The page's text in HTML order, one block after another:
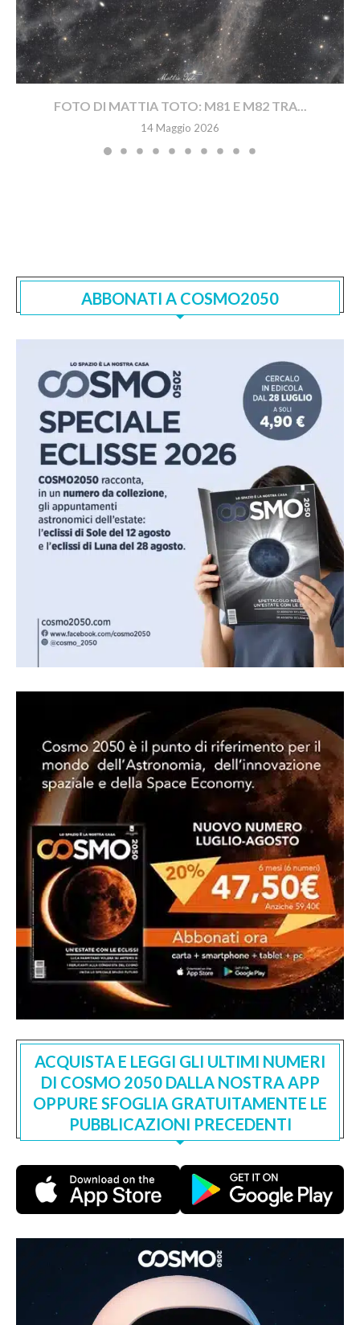
FOTO DI MATTIA TOTO: M81 E M82 TRA...
14 Maggio 2026
ABBONATI A COSMO2050
ACQUISTA E LEGGI GLI ULTIMI NUMERI
DI COSMO 2050 DALLA NOSTRA APP
OPPURE SFOGLIA GRATUITAMENTE LE
PUBBLICAZIONI PRECEDENTI